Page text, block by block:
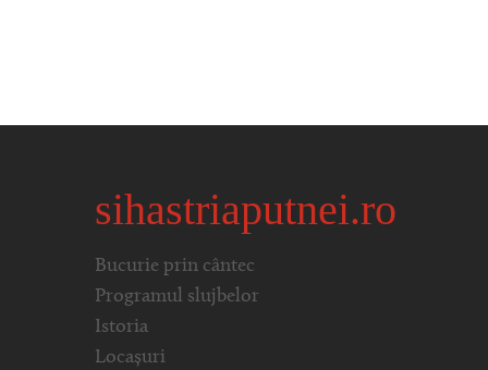
sihastriaputnei.ro
Bucurie prin cântec
Programul slujbelor
Istoria
Locașuri